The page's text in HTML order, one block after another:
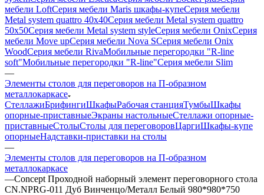
мебели LoftСерия мебели Maris шкафы-купеСерия мебели
Metal system quattro 40x40Серия мебели Metal system quattro
50x50Серия мебели Metal system styleСерия мебели OnixСерия
мебели Move upСерия мебели Nova SСерия мебели Onix
WoodСерия мебели RivaМобильные перегородки "R-line
soft"Мобильные перегородки "R-line"Серия мебели Slim
—
Элементы столов для переговоров на П-образном
металлокаркасе
СтеллажиБрифингиШкафыРабочая станцияТумбыШкафы
опорные-приставныеЭкраны настольныеСтеллажи опорные-
приставныеСтолыСтолы для переговоровЦаргиШкафы-купе
опорныеНадставки-приставки на столы
—
Элементы столов для переговоров на П-образном
металлокаркасе
—Concept Проходной наборный элемент переговорного стола
CN.NPRG-011 Дуб Винченцо/Металл Белый 980*980*750